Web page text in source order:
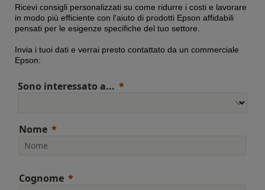
Ricevi consigli personalizzati su come ridurre i costi e lavorare
in modo più efficiente con l'aiuto di prodotti Epson affidabili
pensati per le esigenze specifiche del tuo settore.
Invia i tuoi dati e verrai presto contattato da un commerciale
Epson:
Sono interessato a...
Nome
Cognome